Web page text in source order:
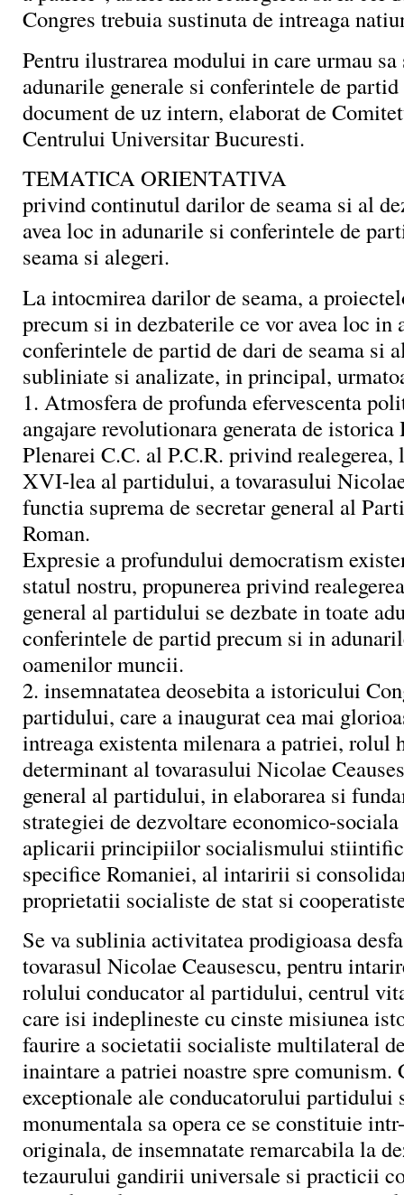
Congres trebuia sustinuta de intreaga
Pentru ilustrarea modului in care urmau sa
adunarile generale si conferintele de
document de uz intern, elaborat de
Centrului Universitar Bucuresti.
TEMATICA ORIENTATIVA
privind continutul darilor de seama si al
avea loc in adunarile si conferintele de
seama si alegeri.
La intocmirea darilor de seama, a
precum si in dezbaterile ce vor avea loc in
conferintele de partid de dari de seama si
subliniate si analizate, in principal,
1. Atmosfera de profunda efervescenta
angajare revolutionara generata de istorica
Plenarei C.C. al P.C.R. privind realegerea,
XVI-lea al partidului, a tovarasului
functia suprema de secretar general al
Roman.
Expresie a profundului democratism
statul nostru, propunerea privind
general al partidului se dezbate in toate
conferintele de partid precum si in
oamenilor muncii.
2. insemnatatea deosebita a istoricului
partidului, care a inaugurat cea mai
intreaga existenta milenara a patriei, rolul
determinant al tovarasului Nicolae
general al partidului, in elaborarea si
strategiei de dezvoltare economico-
aplicarii principiilor socialismului
specifice Romaniei, al intaririi si
proprietatii socialiste de stat si
Se va sublinia activitatea prodigioasa
tovarasul Nicolae Ceausescu, pentru
rolului conducator al partidului, centrul
care isi indeplineste cu cinste misiunea
faurire a societatii socialiste multilateral
inaintare a patriei noastre spre
exceptionale ale conducatorului partidului
monumentala sa opera ce se constituie
originala, de insemnatate remarcabila la
tezaurului gandirii universale si practicii